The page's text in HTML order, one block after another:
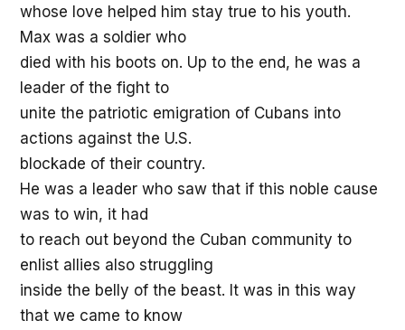
whose love helped him stay true to his youth.
Max was a soldier who
died with his boots on. Up to the end, he was a
leader of the fight to
unite the patriotic emigration of Cubans into
actions against the U.S.
blockade of their country.
He was a leader who saw that if this noble cause
was to win, it had
to reach out beyond the Cuban community to
enlist allies also struggling
inside the belly of the beast. It was in this way
that we came to know